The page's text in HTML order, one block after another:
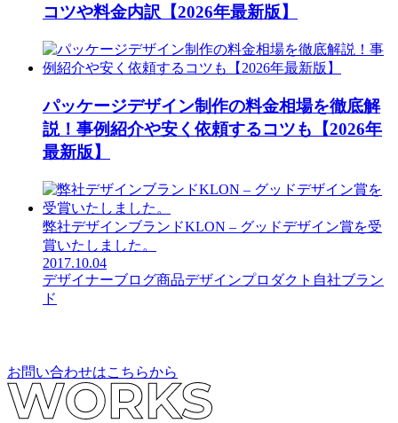
コツや料金内訳【2026年最新版】
パッケージデザイン制作の料金相場を徹底解
説！事例紹介や安く依頼するコツも【2026年
最新版】
弊社デザインブランドKLON – グッドデザイン賞を受
賞いたしました。
2017.10.04
デザイナーブログ商品デザインプロダクト 自社ブラン
ド
お問い合わせはこちらから